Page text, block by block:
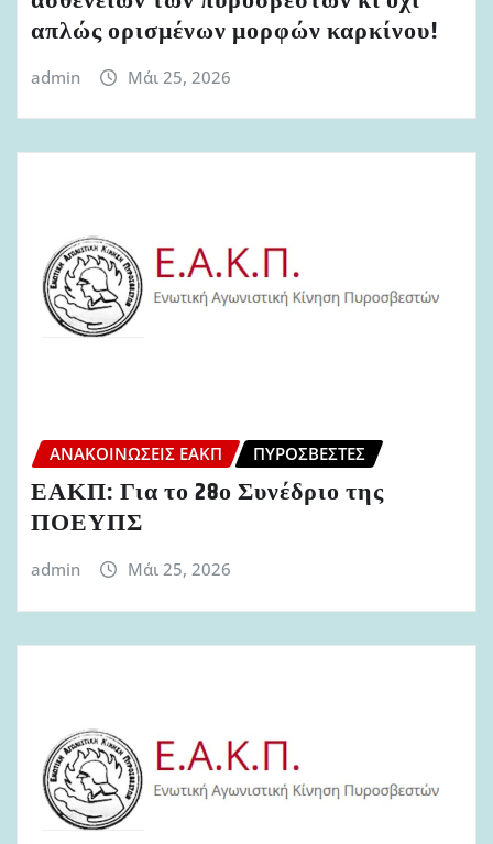
απλώς ορισμένων μορφών καρκίνου!
admin Μάι 25, 2026
ΑΝΑΚΟΙΝΏΣΕΙΣ ΕΑΚΠ ΠΥΡΟΣΒΈΣΤΕΣ
ΕΑΚΠ: Για το 28ο Συνέδριο της
ΠΟΕΥΠΣ
admin Μάι 25, 2026